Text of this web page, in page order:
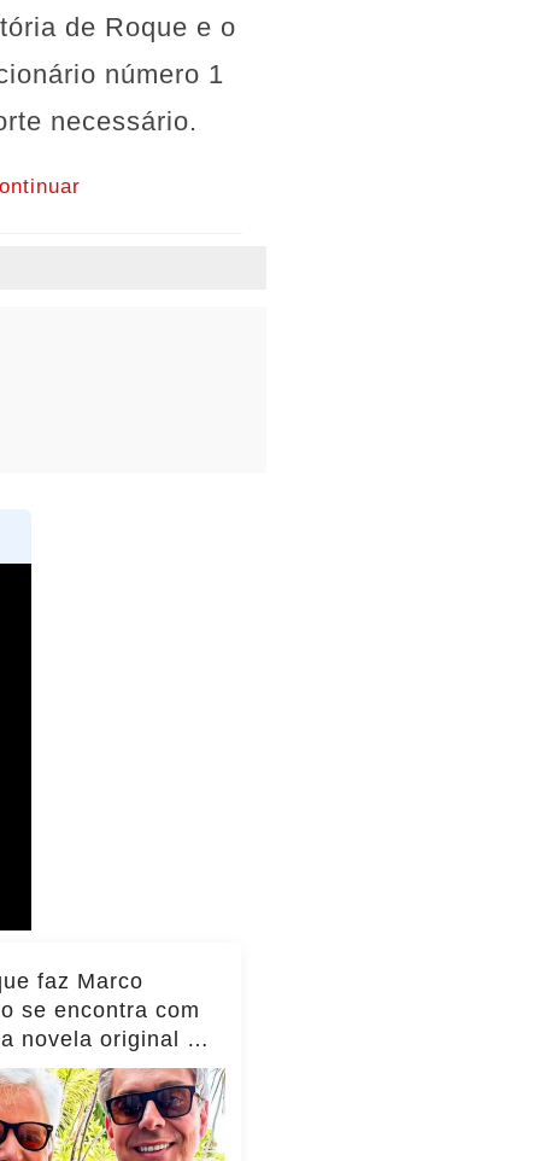
de Roque e o
número 1
necessário.
faz Marco
se encontra com
novela original e
viraliza,
ver mais